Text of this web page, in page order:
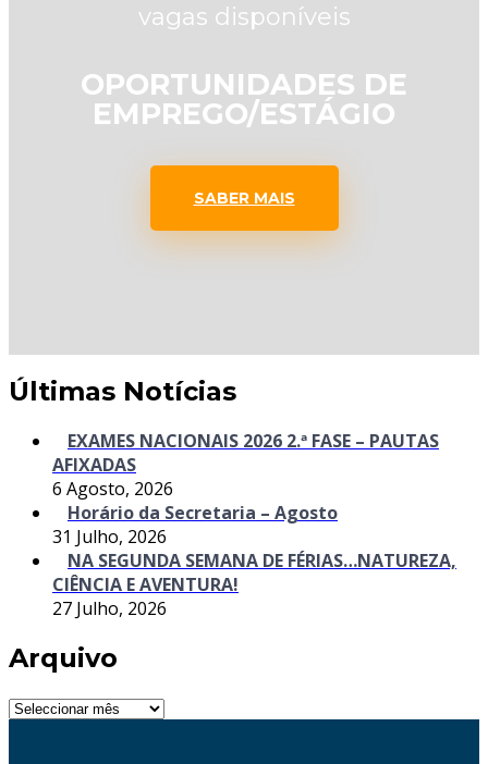
vagas disponíveis
OPORTUNIDADES DE
EMPREGO/ESTÁGIO
SABER MAIS
Últimas Notícias
EXAMES NACIONAIS 2026 2.ª FASE – PAUTAS
AFIXADAS
6 Agosto, 2026
Horário da Secretaria – Agosto
31 Julho, 2026
NA SEGUNDA SEMANA DE FÉRIAS…NATUREZA,
CIÊNCIA E AVENTURA!
27 Julho, 2026
Arquivo
Arquivo